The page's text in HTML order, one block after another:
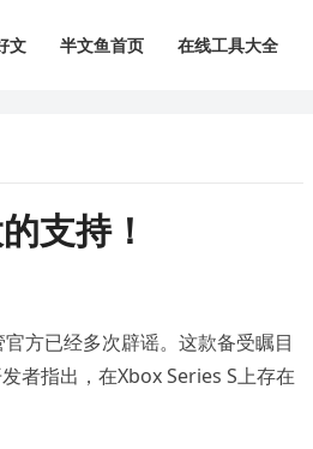
文 半文鱼首页 在线工具大全
支持！
方已经多次辟谣。这款备受瞩目
者指出，在Xbox Series S上存在